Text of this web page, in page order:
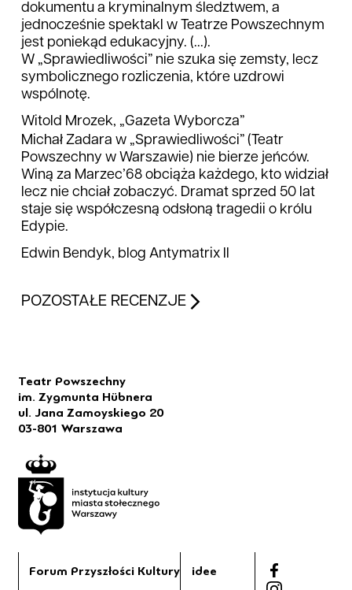
dokumentu a kryminalnym śledztwem, a
jednocześnie spektakl w Teatrze Powszechnym
jest poniekąd edukacyjny. (...).
W „Sprawiedliwości” nie szuka się zemsty, lecz
symbolicznego rozliczenia, które uzdrowi
wspólnotę.
Witold Mrozek, „Gazeta Wyborcza”
Michał Zadara w „Sprawiedliwości” (Teatr
Powszechny w Warszawie) nie bierze jeńców.
Winą za Marzec’68 obciąża każdego, kto widział
lecz nie chciał zobaczyć. Dramat sprzed 50 lat
staje się współczesną odsłoną tragedii o królu
Edypie.
Edwin Bendyk, blog Antymatrix II
POZOSTAŁE RECENZJE
Teatr Powszechny
im. Zygmunta Hübnera
ul. Jana Zamoyskiego 20
03-801 Warszawa
Forum Przyszłości Kultury
idee